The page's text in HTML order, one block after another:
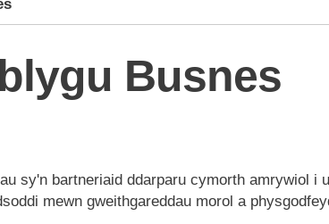
Busnes
sy'n bartneriaid ddarparu cymorth amrywiol i
mewn gweithgareddau morol a